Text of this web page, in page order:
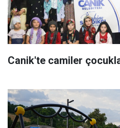
Canik'te camiler